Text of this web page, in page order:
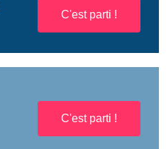
C'est parti !
C'est parti !